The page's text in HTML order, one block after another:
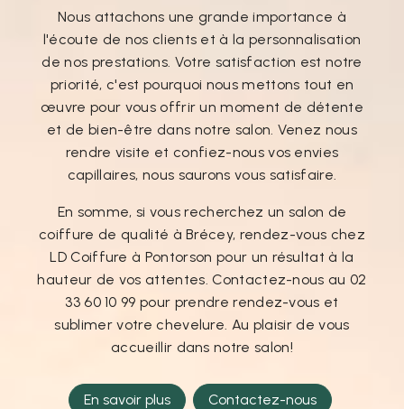
Nous attachons une grande importance à
l'écoute de nos clients et à la personnalisation
de nos prestations. Votre satisfaction est notre
priorité, c'est pourquoi nous mettons tout en
œuvre pour vous offrir un moment de détente
et de bien-être dans notre salon. Venez nous
rendre visite et confiez-nous vos envies
capillaires, nous saurons vous satisfaire.
En somme, si vous recherchez un salon de
coiffure de qualité à Brécey, rendez-vous chez
LD Coiffure à Pontorson pour un résultat à la
hauteur de vos attentes. Contactez-nous au 02
33 60 10 99 pour prendre rendez-vous et
sublimer votre chevelure. Au plaisir de vous
accueillir dans notre salon!
En savoir plus Contactez-nous